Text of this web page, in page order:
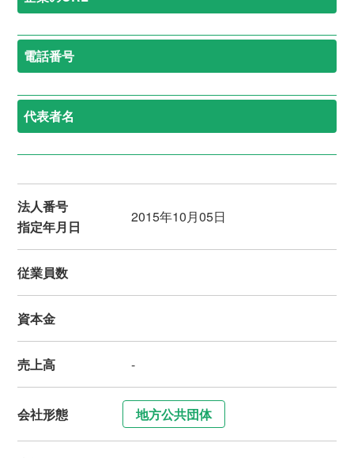
電話番号
代表者名
法人番号
指定年月日
2015年10月05日
従業員数
資本金
売上高 -
会社形態 地方公共団体